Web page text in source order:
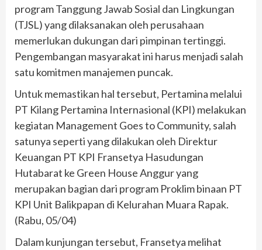
program Tanggung Jawab Sosial dan Lingkungan
(TJSL) yang dilaksanakan oleh perusahaan
memerlukan dukungan dari pimpinan tertinggi.
Pengembangan masyarakat ini harus menjadi salah
satu komitmen manajemen puncak.
Untuk memastikan hal tersebut, Pertamina melalui
PT Kilang Pertamina Internasional (KPI) melakukan
kegiatan Management Goes to Community, salah
satunya seperti yang dilakukan oleh Direktur
Keuangan PT KPI Fransetya Hasudungan
Hutabarat ke Green House Anggur yang
merupakan bagian dari program Proklim binaan PT
KPI Unit Balikpapan di Kelurahan Muara Rapak.
(Rabu, 05/04)
Dalam kunjungan tersebut, Fransetya melihat